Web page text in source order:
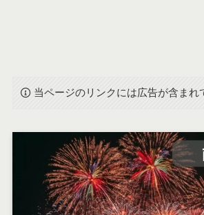
当ページのリンクには広告が含まれ